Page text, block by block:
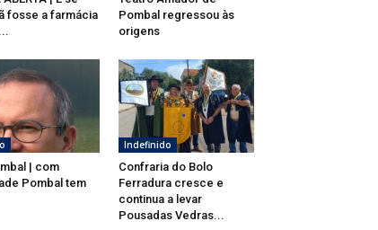
fosse a farmácia
Pombal regressou às
origens
| com
Pombal tem
Indefinido
Confraria do Bolo
Ferradura cresce e
continua a levar
Pousadas Vedras...